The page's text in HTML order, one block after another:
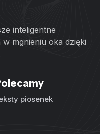
inteligentne
mgnieniu oka dzięki
piosenek